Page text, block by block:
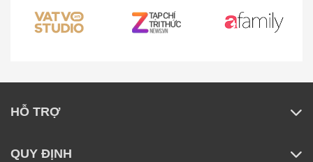
HỖ TRỢ
QUY ĐỊNH